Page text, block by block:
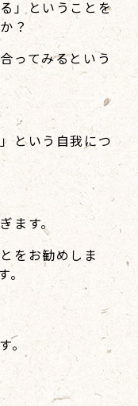
」ということを
？
ってみるという
という自我につ
ます。
をお勧めしま
。